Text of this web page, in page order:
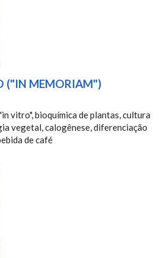
("IN MEMORIAM")
vitro", bioquímica de plantas, cultura
vegetal, calogênese, diferenciação
de café